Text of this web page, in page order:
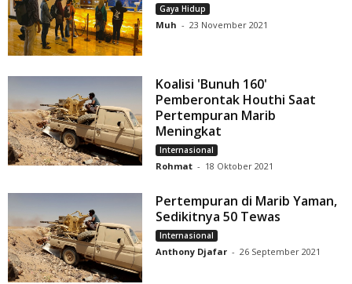
Gaya Hidup
Muh - 23 November 2021
Koalisi 'Bunuh 160'
Pemberontak Houthi Saat
Pertempuran Marib
Meningkat
Internasional
Rohmat - 18 Oktober 2021
Pertempuran di Marib Yaman,
Sedikitnya 50 Tewas
Internasional
Anthony Djafar - 26 September 2021